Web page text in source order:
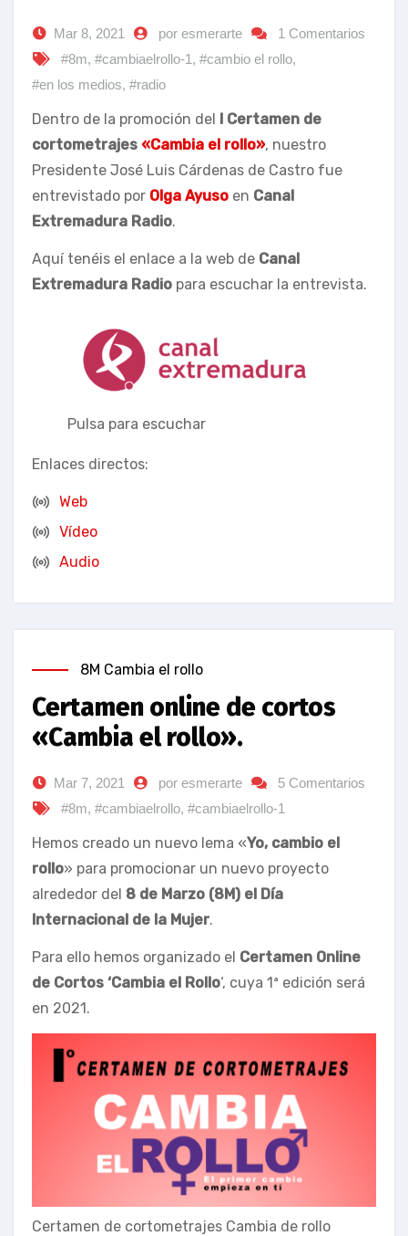
Mar 8, 2021 por esmerarte
1 Comentarios
#8m, #cambiaelrollo-1 , #cambio el rollo,
#en los medios, #radio
Dentro de la promoción del I Certamen de
cortometrajes «Cambia el rollo», nuestro
Presidente José Luis Cárdenas de Castro fue
entrevistado por Olga Ayuso en Canal
Extremadura Radio.
Aquí tenéis el enlace a la web de Canal
Extremadura Radio para escuchar la entrevista.
Pulsa para escuchar
Enlaces directos:
Web
Vídeo
Audio
8M Cambia el rollo
Certamen online de cortos
«Cambia el rollo».
Mar 7, 2021 por esmerarte
5 Comentarios
#8m, #cambiaelrollo, #cambiaelrollo-1
Hemos creado un nuevo lema «Yo, cambio el
rollo» para promocionar un nuevo proyecto
alrededor del 8 de Marzo (8M) el Día
Internacional de la Mujer.
Para ello hemos organizado el Certamen Online
de Cortos ‘Cambia el Rollo‘, cuya 1ª edición será
en 2021.
Certamen de cortometrajes Cambia de rollo